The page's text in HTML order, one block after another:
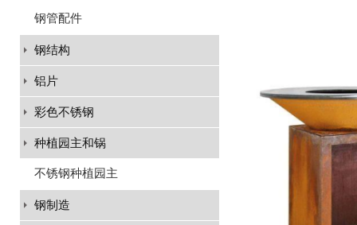
钢管配件
钢结构
铝片
彩色不锈钢
种植园主和锅
不锈钢种植园主
钢制造